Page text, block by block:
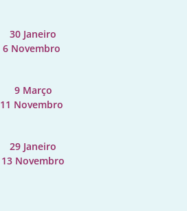
30 Janeiro
6 Novembro
9 Março
11 Novembro
29 Janeiro
13 Novembro